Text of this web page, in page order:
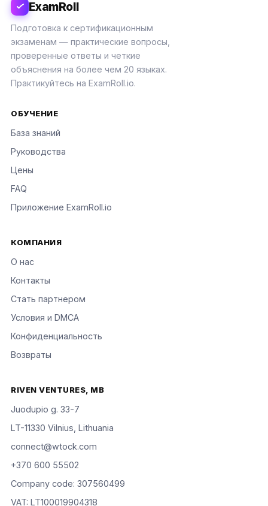
ExamRoll
Подготовка к сертификационным
экзаменам — практические вопросы,
проверенные ответы и четкие
объяснения на более чем 20 языках.
Практикуйтесь на ExamRoll.io.
ОБУЧЕНИЕ
База знаний
Руководства
Цены
FAQ
Приложение ExamRoll.io
КОМПАНИЯ
О нас
Контакты
Стать партнером
Условия и DMCA
Конфиденциальность
Возвраты
RIVEN VENTURES, MB
Juodupio g. 33-7
LT-11330 Vilnius, Lithuania
connect@wtock.com
+370 600 55502
Company code: 307560499
VAT: LT100019904318